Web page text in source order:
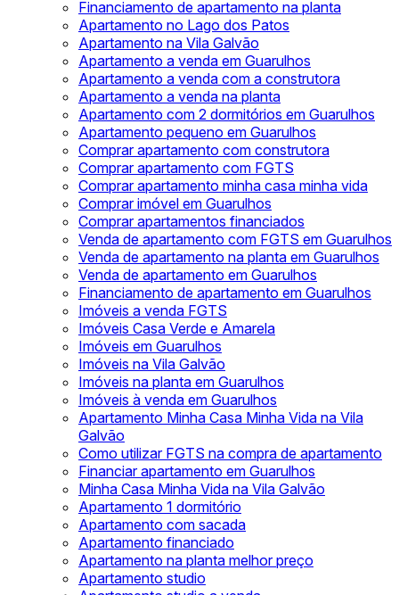
Financiamento de apartamento na planta
Apartamento no Lago dos Patos
Apartamento na Vila Galvão
Apartamento a venda em Guarulhos
Apartamento a venda com a construtora
Apartamento a venda na planta
Apartamento com 2 dormitórios em Guarulhos
Apartamento pequeno em Guarulhos
Comprar apartamento com construtora
Comprar apartamento com FGTS
Comprar apartamento minha casa minha vida
Comprar imóvel em Guarulhos
Comprar apartamentos financiados
Venda de apartamento com FGTS em Guarulhos
Venda de apartamento na planta em Guarulhos
Venda de apartamento em Guarulhos
Financiamento de apartamento em Guarulhos
Imóveis a venda FGTS
Imóveis Casa Verde e Amarela
Imóveis em Guarulhos
Imóveis na Vila Galvão
Imóveis na planta em Guarulhos
Imóveis à venda em Guarulhos
Apartamento Minha Casa Minha Vida na Vila
Galvão
Como utilizar FGTS na compra de apartamento
Financiar apartamento em Guarulhos
Minha Casa Minha Vida na Vila Galvão
Apartamento 1 dormitório
Apartamento com sacada
Apartamento financiado
Apartamento na planta melhor preço
Apartamento studio